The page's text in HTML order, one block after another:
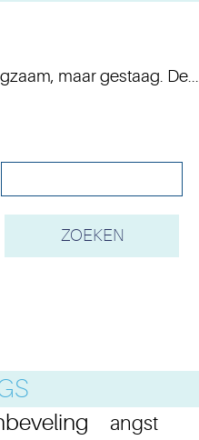
maar gestaag. De...
angst